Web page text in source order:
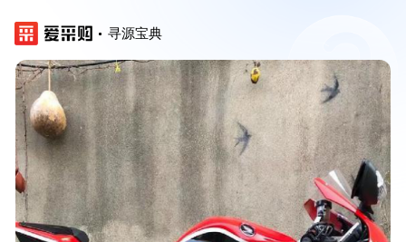
寻源宝典